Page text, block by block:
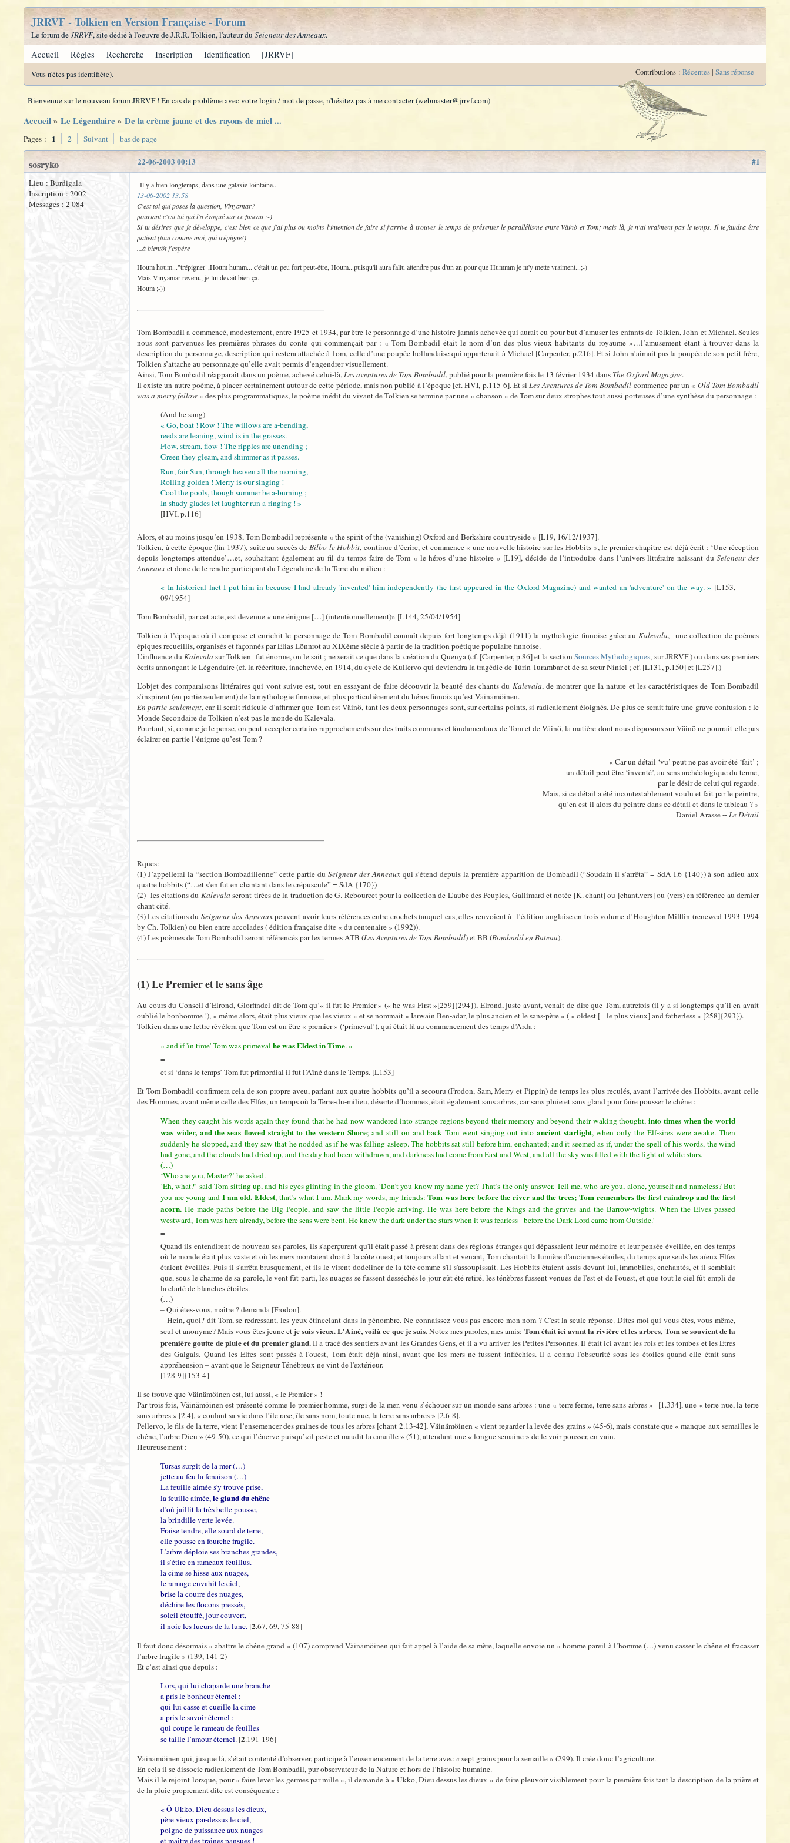
JRRVF - Tolkien en Version Française - Forum
Le forum deJRRVF, site dédié à l'oeuvre de J.R.R. Tolkien, l'auteur du Seigneur des Anneaux.
Accueil Règles Recherche Inscription Identification [JRRVF]
Vous n'êtes pas identifié(e). Contributions : Récentes| Sans réponse
Bienvenue sur le nouveau forum JRRVF ! En cas de problème avec votre login / mot de passe, n'hésitez pas à me contacter (webmaster@jrrvf.com)
Accueil» Le Légendaire » De la crème jaune et des rayons de miel ...
Pages : 1 2 Suivant bas de page
#1
22-06-2003 00:13
sosryko
Lieu : Burdigala
Inscription : 2002
Messages : 2 084
"Il y a bien longtemps, dans une galaxie lointaine..."
13-06-2002 13:58
C'est toi qui poses la question, Vinyamar?
pourtant c'est toi qui l'a évoqué sur ce fuseau ;-)
Si tu désires que je développe, c'est bien ce que j'ai plus ou moins l'intention de faire si j'arrive à trouver le temps de présenter le parallélisme entre Väinö et Tom; mais là, je n'ai vraiment pas le temps. Il te faudra être
patient (tout comme moi, qui trépigne!)
...à bientôt j'espère
Houm houm..."trépigner",Houm humm... c'était un peu fort peut-être, Houm...puisqu'il aura fallu attendre pus d'un an pour que Hummm je m'y mette vraiment...;-)
Mais Vinyamar revenu, je lui devait bien ça.
Houm ;-))
Tom Bombadil a commencé, modestement, entre 1925 et 1934, par être le personnage d’une histoire jamais achevée qui aurait eu pour but d’amuser les enfants de Tolkien, John et Michael. Seules
nous sont parvenues les premières phrases du conte qui commençait par : « Tom Bombadil était le nom d’un des plus vieux habitants du royaume »…l’amusement étant à trouver dans la
description du personnage, description qui restera attachée à Tom, celle d’une poupée hollandaise qui appartenait à Michael [Carpenter, p.216]. Et si John n’aimait pas la poupée de son petit frère,
Tolkien s’attache au personnage qu’elle avait permis d’engendrer visuellement.
Ainsi, Tom Bombadil réapparaît dans un poème, achevé celui-là,Les aventures de Tom Bombadil, publié pour la première fois le 13 février 1934 dans The Oxford Magazine.
Il existe un autre poème, à placer certainement autour de cette période, mais non publié à l’époque [cf. HVI, p.115-6]. Et siLes Aventures de Tom Bombadil commence par un « Old Tom Bombadil
was a merry fellow» des plus programmatiques, le poème inédit du vivant de Tolkien se termine par une « chanson » de Tom sur deux strophes tout aussi porteuses d’une synthèse du personnage :
(And he sang)
« Go, boat ! Row ! The willows are a-bending,
reeds are leaning, wind is in the grasses.
Flow, stream, flow ! The ripples are unending ;
Green they gleam, and shimmer as it passes.
Run, fair Sun, through heaven all the morning,
Rolling golden ! Merry is our singing !
Cool the pools, though summer be a-burning ;
In shady glades let laughter run a-ringing ! »
[HVI, p.116]
Alors, et au moins jusqu’en 1938, Tom Bombadil représente « the spirit of the (vanishing) Oxford and Berkshire countryside » [L19, 16/12/1937].
Tolkien, à cette époque (fin 1937), suite au succès deBilbo le Hobbit, continue d’écrire, et commence « une nouvelle histoire sur les Hobbits », le premier chapitre est déjà écrit : ‘Une réception
depuis longtemps attendue’…et, souhaitant également au fil du temps faire de Tom « le héros d’une histoire » [L19], décide de l’introduire dans l’univers littéraire naissant duSeigneur des
Anneauxet donc de le rendre participant du Légendaire de la Terre-du-milieu :
« In historical fact I put him in because I had already 'invented' him independently (he first appeared in the Oxford Magazine) and wanted an 'adventure' on the way. » [L153,
09/1954]
Tom Bombadil, par cet acte, est devenue « une énigme […] (intentionnellement)» [L144, 25/04/1954]
Tolkien à l’époque où il compose et enrichit le personnage de Tom Bombadil connaît depuis fort longtemps déjà (1911) la mythologie finnoise grâce auKalevala, une collection de poèmes
épiques recueillis, organisés et façonnés par Elias Lönnrot au XIXème siècle à partir de la tradition poétique populaire finnoise.
L’influence duKalevala sur Tolkien fut énorme, on le sait ; ne serait ce que dans la création du Quenya (cf. [Carpenter, p.86] et la sectionSources Mythologiques, sur JRRVF ) ou dans ses premiers
écrits annonçant le Légendaire (cf. la réécriture, inachevée, en 1914, du cycle de Kullervo qui deviendra la tragédie de Túrin Turambar et de sa sœur Níniel ; cf. [L131, p.150] et [L257].)
L’objet des comparaisons littéraires qui vont suivre est, tout en essayant de faire découvrir la beauté des chants du Kalevala, de montrer que la nature et les caractéristiques de Tom Bombadil
s’inspirent (en partie seulement) de la mythologie finnoise, et plus particulièrement du héros finnois qu’est Väinämöinen.
En partie seulement, car il serait ridicule d’affirmer que Tom est Väinö, tant les deux personnages sont, sur certains points, si radicalement éloignés. De plus ce serait faire une grave confusion : le
Monde Secondaire de Tolkien n’est pas le monde du Kalevala.
Pourtant, si, comme je le pense, on peut accepter certains rapprochements sur des traits communs et fondamentaux de Tom et de Väinö, la matière dont nous disposons sur Väinö ne pourrait-elle pas
éclairer en partie l’énigme qu’est Tom ?
« Car un détail ‘vu’ peut ne pas avoir été ‘fait’ ;
un détail peut être ‘inventé’, au sens archéologique du terme,
par le désir de celui qui regarde.
Mais, si ce détail a été incontestablement voulu et fait par le peintre,
qu’en est-il alors du peintre dans ce détail et dans le tableau ? »
Daniel Arasse --Le Détail
Rques:
(1) J’appellerai la “section Bombadilienne” cette partie du Seigneur des Anneauxqui s’étend depuis la première apparition de Bombadil (“Soudain il s’arrêta” = SdA I.6 {140}) à son adieu aux
quatre hobbits (“…et s’en fut en chantant dans le crépuscule” = SdA {170})
(2) les citations du Kalevala seront tirées de la traduction de G. Rebourcet pour la collection de L’aube des Peuples, Gallimard et notée [K. chant] ou [chant.vers] ou (vers) en référence au dernier
chant cité.
(3) Les citations du Seigneur des Anneauxpeuvent avoir leurs références entre crochets (auquel cas, elles renvoient à l’édition anglaise en trois volume d’Houghton Mifflin (renewed 1993-1994
by Ch. Tolkien) ou bien entre accolades ( édition française dite « du centenaire » (1992)).
(4) Les poèmes de Tom Bombadil seront référencés par les termes ATB (Les Aventures de Tom Bombadil) et BB (Bombadil en Bateau).
(1) Le Premier et le sans âge
Au cours du Conseil d’Elrond, Glorfindel dit de Tom qu’« il fut le Premier » (« he was First »[259]{294}), Elrond, juste avant, venait de dire que Tom, autrefois (il y a si longtemps qu’il en avait
oublié le bonhomme !), « même alors, était plus vieux que les vieux » et se nommait « Iarwain Ben-adar, le plus ancien et le sans-père » ( « oldest [= le plus vieux] and fatherless » [258]{293}).
Tolkien dans une lettre révélera que Tom est un être « premier » (‘primeval’), qui était là au commencement des temps d’Arda :
« and if 'in time' Tom was primevalhe was Eldest in Time. »
=
et si ‘dans le temps’ Tom fut primordial il fut l’Aîné dans le Temps. [L153]
Et Tom Bombadil confirmera cela de son propre aveu, parlant aux quatre hobbits qu’il a secouru (Frodon, Sam, Merry et Pippin) de temps les plus reculés, avant l’arrivée des Hobbits, avant celle
des Hommes, avant même celle des Elfes, un temps où la Terre-du-milieu, déserte d’hommes, était également sans arbres, car sans pluie et sans gland pour faire pousser le chêne :
When they caught his words again they found that he had now wandered into strange regions beyond their memory and beyond their waking thought,into times when the world
was wider, and the seas flowed straight to the western Shore; and still on and back Tom went singing out into ancient starlight, when only the Elf-sires were awake. Then
suddenly he slopped, and they saw that he nodded as if he was falling asleep. The hobbits sat still before him, enchanted; and it seemed as if, under the spell of his words, the wind
had gone, and the clouds had dried up, and the day had been withdrawn, and darkness had come from East and West, and all the sky was filled with the light of white stars.
(…)
‘Who are you, Master?’ he asked.
‘Eh, what?’ said Tom sitting up, and his eyes glinting in the gloom. ‘Don’t you know my name yet? That’s the only answer. Tell me, who are you, alone, yourself and nameless? But
you are young and I am old. Eldest, that’s what I am. Mark my words, my friends:Tom was here before the river and the trees; Tom remembers the first raindrop and the first
acorn. He made paths before the Big People, and saw the little People arriving. He was here before the Kings and the graves and the Barrow-wights. When the Elves passed
westward, Tom was here already, before the seas were bent. He knew the dark under the stars when it was fearless - before the Dark Lord came from Outside.’
=
Quand ils entendirent de nouveau ses paroles, ils s'aperçurent qu'il était passé à présent dans des régions étranges qui dépassaient leur mémoire et leur pensée éveillée, en des temps
où le monde était plus vaste et où les mers montaient droit à la côte ouest; et toujours allant et venant, Tom chantait la lumière d'anciennes étoiles, du temps que seuls les aïeux Elfes
étaient éveillés. Puis il s'arrêta brusquement, et ils le virent dodeliner de la tête comme s'il s'assoupissait. Les Hobbits étaient assis devant lui, immobiles, enchantés, et il semblait
que, sous le charme de sa parole, le vent fût parti, les nuages se fussent desséchés le jour eût été retiré, les ténèbres fussent venues de l'est et de l'ouest, et que tout le ciel fût empli de
la clarté de blanches étoiles.
(…)
– Qui êtes-vous, maître ? demanda [Frodon].
– Hein, quoi? dit Tom, se redressant, les yeux étincelant dans la pénombre. Ne connaissez-vous pas encore mon nom ? C'est la seule réponse. Dites-moi qui vous êtes, vous même,
seul et anonyme? Mais vous êtes jeune et je suis vieux. L'Ainé, voilà ce que je suis.Notez mes paroles, mes amis: Tom était ici avant la rivière et les arbres, Tom se souvient de la
première goutte de pluie et du premier gland.Il a tracé des sentiers avant les Grandes Gens, et il a vu arriver les Petites Personnes. Il était ici avant les rois et les tombes et les Etres
des Galgals. Quand les Elfes sont passés à l'ouest, Tom était déjà ainsi, avant que les mers ne fussent infléchies. Il a connu l'obscurité sous les étoiles quand elle était sans
appréhension – avant que le Seigneur Ténébreux ne vint de l'extérieur.
[128-9]{153-4}
Il se trouve que Väinämöinen est, lui aussi, « le Premier » !
Par trois fois, Väinämöinen est présenté comme le premier homme, surgi de la mer, venu s’échouer sur un monde sans arbres : une « terre ferme, terre sans arbres » [1.334], une « terre nue, la terre
sans arbres » [2.4], « coulant sa vie dans l’île rase, île sans nom, toute nue, la terre sans arbres » [2.6-8].
Pellervo, le fils de la terre, vient l’ensemencer des graines de tous les arbres [chant 2.13-42], Väinämöinen « vient regarder la levée des grains » (45-6), mais constate que « manque aux semailles le
chêne, l’arbre Dieu » (49-50), ce qui l’énerve puisqu’«il peste et maudit la canaille » (51), attendant une « longue semaine » de le voir pousser, en vain.
Heureusement :
Tursas surgit de la mer (…)
jette au feu la fenaison (…)
La feuille aimée s’y trouve prise,
la feuille aimée,le gland du chêne
d’où jaillit la très belle pousse,
la brindille verte levée.
Fraise tendre, elle sourd de terre,
elle pousse en fourche fragile.
L’arbre déploie ses branches grandes,
il s’étire en rameaux feuillus.
la cime se hisse aux nuages,
le ramage envahit le ciel,
brise la courre des nuages,
déchire les flocons pressés,
soleil étouffé, jour couvert,
il noie les lueurs de la lune. [2.67, 69, 75-88]
Il faut donc désormais « abattre le chêne grand » (107) comprend Väinämöinen qui fait appel à l’aide de sa mère, laquelle envoie un « homme pareil à l’homme (…) venu casser le chêne et fracasser
l’arbre fragile » (139, 141-2)
Et c’est ainsi que depuis :
Lors, qui lui chaparde une branche
a pris le bonheur éternel ;
qui lui casse et cueille la cime
a pris le savoir éternel ;
qui coupe le rameau de feuilles
se taille l’amour éternel. [2.191-196]
Väinämöinen qui, jusque là, s’était contenté d’observer, participe à l’ensemencement de la terre avec « sept grains pour la semaille » (299). Il crée donc l’agriculture.
En cela il se dissocie radicalement de Tom Bombadil, pur observateur de la Nature et hors de l’histoire humaine.
Mais il le rejoint lorsque, pour « faire lever les germes par mille », il demande à « Ukko, Dieu dessus les dieux » de faire pleuvoir visiblement pour la première fois tant la description de la prière et
de la pluie proprement dite est conséquente :
« Ô Ukko, Dieu dessus les dieux,
père vieux par-dessus le ciel,
poigne de puissance aux nuages
et maître des traînes pansues !